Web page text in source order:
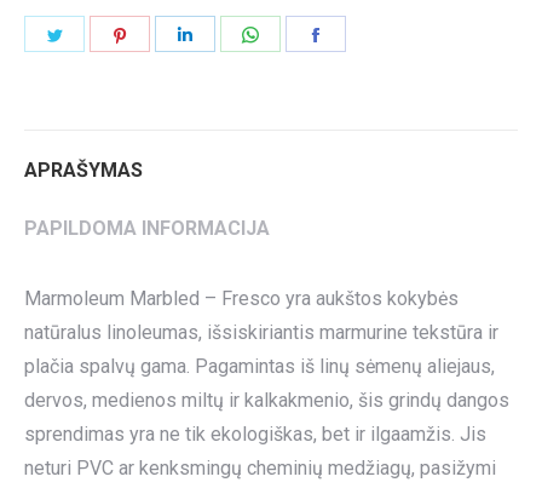
APRAŠYMAS
PAPILDOMA INFORMACIJA
Marmoleum Marbled – Fresco yra aukštos kokybės
natūralus linoleumas, išsiskiriantis marmurine tekstūra ir
plačia spalvų gama. Pagamintas iš linų sėmenų aliejaus,
dervos, medienos miltų ir kalkakmenio, šis grindų dangos
sprendimas yra ne tik ekologiškas, bet ir ilgaamžis. Jis
neturi PVC ar kenksmingų cheminių medžiagų, pasižymi